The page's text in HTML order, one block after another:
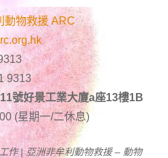
動物救援 ARC
9313
號好景工業大廈a座13樓1B
(星期一/二休息)
作 | 亞洲非牟利動物救援 – 動物